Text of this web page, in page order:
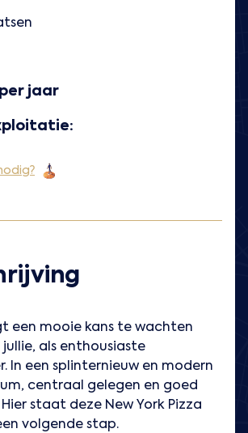
per jaar
een mooie kans te wachten
als enthousiaste
In een splinternieuw en modern
centraal gelegen en goed
staat deze New York Pizza
volgende stap.